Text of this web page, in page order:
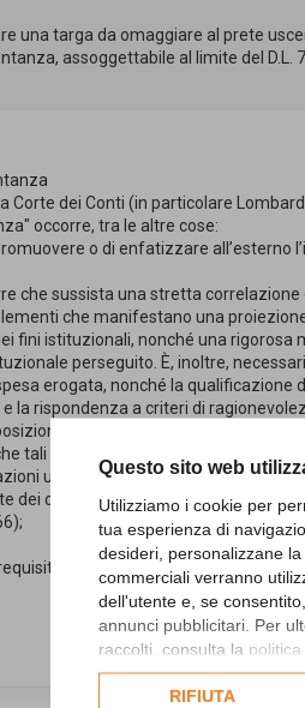
Questo sito web
Utilizziamo i cookie per
tua esperienza di
desideri, personalizzane
commerciali verranno
dell'utente e, se
annunci pubblicitari. Per
raccolti, consulta la
Consulta l'informativa
RIFIUTA
una targa da omaggiare al prete
assoggettabile al limite del D.L.
Corte dei Conti (in particolare
occorre, tra le altre cose:
o di enfatizzare all’esterno
che sussista una stretta correlazione
che manifestano una
fini istituzionali, nonché una rigorosa
perseguito. È, inoltre,
erogata, nonché la qualificazione
la rispondenza a criteri di
n. 59/2014);
tali spese posseggano il requisito
ufficiali, idonee ad attrarre
dei conti, Sezione regionale di
così come le targhe/ricordi ai